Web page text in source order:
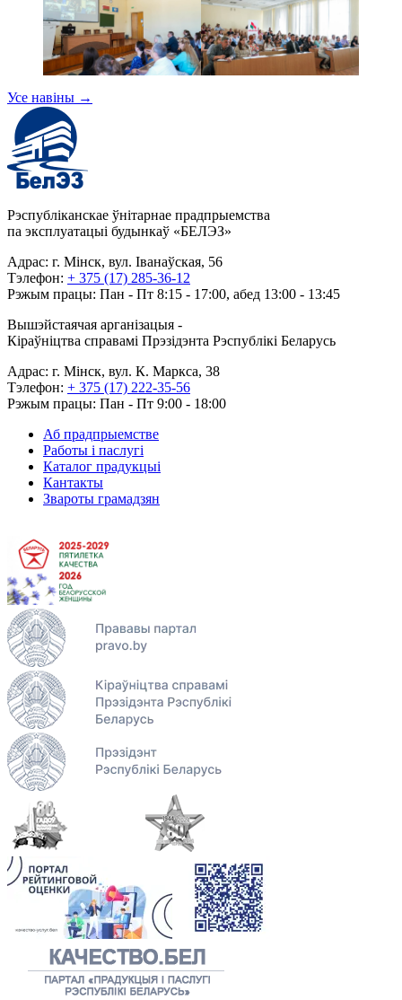
Усе навіны →
Рэспубліканскае ўнітарнае прадпрыемства
па эксплуатацыі будынкаў «БЕЛЭЗ»
Адрас: г. Мінск, вул. Іванаўская, 56
Тэлефон: + 375 (17) 285-36-12
Рэжым працы: Пан - Пт 8:15 - 17:00, абед 13:00 - 13:45
Вышэйстаячая арганізацыя -
Кіраўніцтва справамі Прэзідэнта Рэспублікі Беларусь
Адрас: г. Мінск, вул. К. Маркса, 38
Тэлефон: + 375 (17) 222-35-56
Рэжым працы: Пан - Пт 9:00 - 18:00
Аб прадпрыемстве
Работы і паслугі
Каталог прадукцыі
Кантакты
Звароты грамадзян